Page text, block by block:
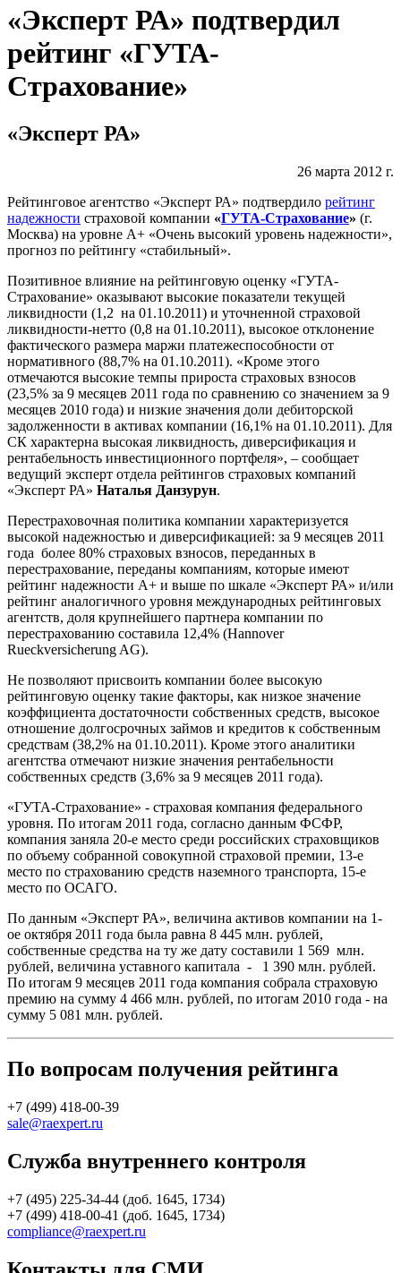
«Эксперт РА» подтвердил
рейтинг «ГУТА-
Страхование»
«Эксперт РА»
26 марта 2012 г.
Рейтинговое агентство «Эксперт РА» подтвердило рейтинг
надежности страховой компании «ГУТА-Страхование» (г.
Москва) на уровне А+ «Очень высокий уровень надежности»,
прогноз по рейтингу «стабильный».
Позитивное влияние на рейтинговую оценку «ГУТА-
Страхование» оказывают высокие показатели текущей
ликвидности (1,2 на 01.10.2011) и уточненной страховой
ликвидности-нетто (0,8 на 01.10.2011), высокое отклонение
фактического размера маржи платежеспособности от
нормативного (88,7% на 01.10.2011). «Кроме этого
отмечаются высокие темпы прироста страховых взносов
(23,5% за 9 месяцев 2011 года по сравнению со значением за 9
месяцев 2010 года) и низкие значения доли дебиторской
задолженности в активах компании (16,1% на 01.10.2011). Для
СК характерна высокая ликвидность, диверсификация и
рентабельность инвестиционного портфеля», – сообщает
ведущий эксперт отдела рейтингов страховых компаний
«Эксперт РА» Наталья Данзурун.
Перестраховочная политика компании характеризуется
высокой надежностью и диверсификацией: за 9 месяцев 2011
года более 80% страховых взносов, переданных в
перестрахование, переданы компаниям, которые имеют
рейтинг надежности А+ и выше по шкале «Эксперт РА» и/или
рейтинг аналогичного уровня международных рейтинговых
агентств, доля крупнейшего партнера компании по
перестрахованию составила 12,4% (Hannover
Rueckversicherung AG).
Не позволяют присвоить компании более высокую
рейтинговую оценку такие факторы, как низкое значение
коэффициента достаточности собственных средств, высокое
отношение долгосрочных займов и кредитов к собственным
средствам (38,2% на 01.10.2011). Кроме этого аналитики
агентства отмечают низкие значения рентабельности
собственных средств (3,6% за 9 месяцев 2011 года).
«ГУТА-Страхование» - страховая компания федерального
уровня. По итогам 2011 года, согласно данным ФСФР,
компания заняла 20-е место среди российских страховщиков
по объему собранной совокупной страховой премии, 13-е
место по страхованию средств наземного транспорта, 15-е
место по ОСАГО.
По данным «Эксперт РА», величина активов компании на 1-
ое октября 2011 года была равна 8 445 млн. рублей,
собственные средства на ту же дату составили 1 569 млн.
рублей, величина уставного капитала - 1 390 млн. рублей.
По итогам 9 месяцев 2011 года компания собрала страховую
премию на сумму 4 466 млн. рублей, по итогам 2010 года - на
сумму 5 081 млн. рублей.
По вопросам получения рейтинга
+7 (499) 418-00-39
sale@raexpert.ru
Служба внутреннего контроля
+7 (495) 225-34-44 (доб. 1645, 1734)
+7 (499) 418-00-41 (доб. 1645, 1734)
compliance@raexpert.ru